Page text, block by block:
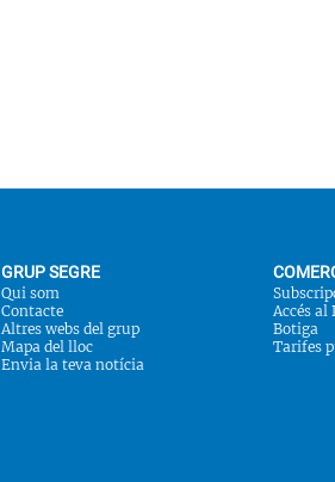
GRUP SEGRE
Qui som
Contacte
Altres webs del grup
Mapa del lloc
Envia la teva notícia
Accés
Botiga
Tarifes